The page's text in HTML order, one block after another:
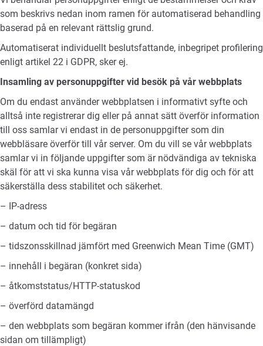
som beskrivs nedan inom ramen för automatiserad behandling
baserad på en relevant rättslig grund.
Automatiserat individuellt beslutsfattande, inbegripet profilering
enligt artikel 22 i GDPR, sker ej.
Insamling av personuppgifter vid besök på vår webbplats
Om du endast använder webbplatsen i informativt syfte och
alltså inte registrerar dig eller på annat sätt överför information
till oss samlar vi endast in de personuppgifter som din
webbläsare överför till vår server. Om du vill se vår webbplats
samlar vi in följande uppgifter som är nödvändiga av tekniska
skäl för att vi ska kunna visa vår webbplats för dig och för att
säkerställa dess stabilitet och säkerhet.
– IP-adress
– datum och tid för begäran
– tidszonsskillnad jämfört med Greenwich Mean Time (GMT)
– innehåll i begäran (konkret sida)
– åtkomststatus/HTTP-statuskod
– överförd datamängd
– den webbplats som begäran kommer ifrån (den hänvisande
sidan om tillämpligt)